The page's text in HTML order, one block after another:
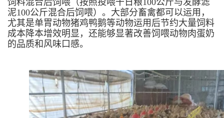
泥100公斤混合后饲喂）。大部分畜禽都可以运用，
尤其是单胃动物猪鸡鸭鹅等动物运用后节约大量饲料
成本降本增效明显，还能够显著改善饲喂动物肉蛋奶
的品质和风味口感。